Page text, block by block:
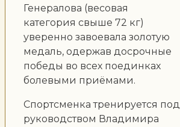
Генералова (весовая
категория свыше 72 кг)
уверенно завоевала золотую
медаль, одержав досрочные
победы во всех поединках
болевыми приёмами.
Спортсменка тренируется под
руководством Владимира